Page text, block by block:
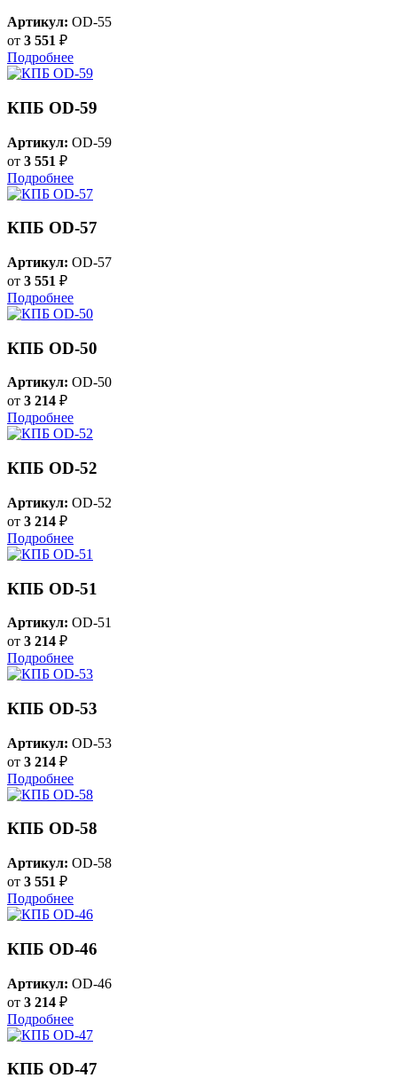
Артикул: OD-55
от 3 551 ₽
Подробнее
КПБ OD-59
Артикул: OD-59
от 3 551 ₽
Подробнее
КПБ OD-57
Артикул: OD-57
от 3 551 ₽
Подробнее
КПБ OD-50
Артикул: OD-50
от 3 214 ₽
Подробнее
КПБ OD-52
Артикул: OD-52
от 3 214 ₽
Подробнее
КПБ OD-51
Артикул: OD-51
от 3 214 ₽
Подробнее
КПБ OD-53
Артикул: OD-53
от 3 214 ₽
Подробнее
КПБ OD-58
Артикул: OD-58
от 3 551 ₽
Подробнее
КПБ OD-46
Артикул: OD-46
от 3 214 ₽
Подробнее
КПБ OD-47